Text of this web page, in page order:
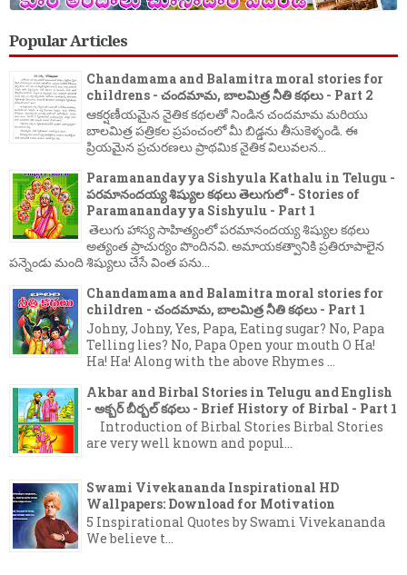
Popular Articles
Chandamama and Balamitra moral stories for
childrens - చందమామ, బాలమిత్ర నీతి కథలు - Part 2
ఆకర్షణీయమైన నైతిక కథలతో నిండిన చందమామ మరియు
బాలమిత్ర పత్రికల ప్రపంచంలో మీ బిడ్డను తీసుకెళ్ళండి. ఈ
ప్రియమైన ప్రచురణలు ప్రాథమిక నైతిక విలువలన...
Paramanandayya Sishyula Kathalu in Telugu -
పరమానందయ్య శిష్యుల కథలు తెలుగులో - Stories of
Paramanandayya Sishyulu - Part 1
తెలుగు హాస్య సాహిత్యంలో పరమానందయ్య శిష్యుల కథలు
అత్యంత ప్రాచుర్యం పొందినవి. అమాయకత్వానికి ప్రతిరూపాలైన
పన్నెండు మంది శిష్యులు చేసే వింత పను...
Chandamama and Balamitra moral stories for
children - చందమామ, బాలమిత్ర నీతి కథలు - Part 1
Johny, Johny, Yes, Papa, Eating sugar? No, Papa
Telling lies? No, Papa Open your mouth O Ha!
Ha! Ha! Along with the above Rhymes ...
Akbar and Birbal Stories in Telugu and English
- అక్బర్ బీర్బల్ కథలు - Brief History of Birbal - Part 1
Introduction of Birbal Stories Birbal Stories
are very well known and popul...
Swami Vivekananda Inspirational HD
Wallpapers: Download for Motivation
5 Inspirational Quotes by Swami Vivekananda
We believe t...